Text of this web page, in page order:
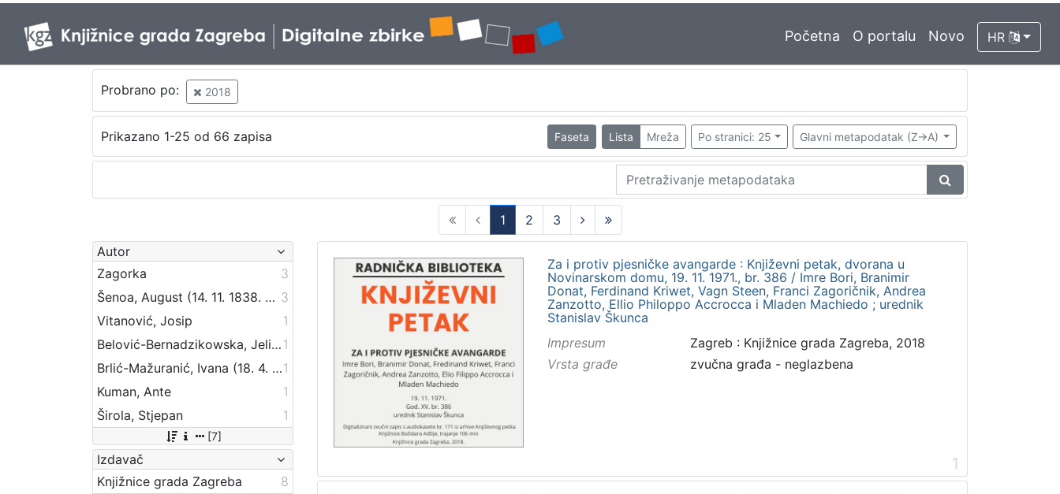
Početna O portalu Novo HR
Probrano po: 2018
Prikazano 1-25 od 66 zapisa Faseta Lista Mreža Po stranici: 25 Glavni metapodatak (Z->A)
1
(current)
2
3
Autor
Zagorka
3
Šenoa, August (14. 11. 1838. – 13. 12. 1881.) 3
Vitanović, Josip
1
Belović-Bernadzikowska, Jelica 1
Brlić-Mažuranić, Ivana (18. 4. 1874. – 21. 9. 1938.)1
Kuman, Ante
1
Širola, Stjepan
1
[7]
Izdavač
Knjižnice grada Zagreba
8
Za i protiv pjesničke avangarde : Književni petak, dvorana u
Novinarskom domu, 19. 11. 1971., br. 386 / Imre Bori, Branimir
Donat, Ferdinand Kriwet, Vagn Steen, Franci Zagoričnik, Andrea
Zanzotto, Ellio Philoppo Accrocca i Mladen Machiedo ; urednik
Stanislav Škunca
Impresum
Zagreb : Knjižnice grada Zagreba, 2018
Vrsta građe
zvučna građa - neglazbena
1